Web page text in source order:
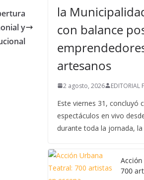
y
la
con balance
artesanos
2 agosto, 2026 EDITORIAL
Este viernes 31, concluyó
espectáculos en vivo
durante toda la jornada, la
700